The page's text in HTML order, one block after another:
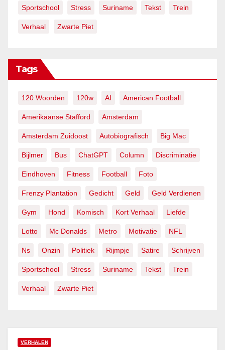
Sportschool Stress Suriname Tekst Trein
Verhaal Zwarte Piet
Tags
120 Woorden 120w AI American Football
Amerikaanse Stafford Amsterdam
Amsterdam Zuidoost Autobiografisch Big Mac
Bijlmer Bus ChatGPT Column Discriminatie
Eindhoven Fitness Football Foto
Frenzy Plantation Gedicht Geld Geld Verdienen
Gym Hond Komisch Kort Verhaal Liefde
Lotto Mc Donalds Metro Motivatie NFL
Ns Onzin Politiek Rijmpje Satire Schrijven
Sportschool Stress Suriname Tekst Trein
Verhaal Zwarte Piet
VERHALEN